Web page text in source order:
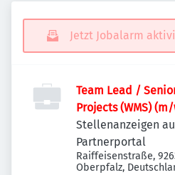
Jetzt Jobalarm
Team Lead /
Projects (WMS)
Stellenanzeigen
Partnerportal
Raiffeisenstraße,
Oberpfalz,